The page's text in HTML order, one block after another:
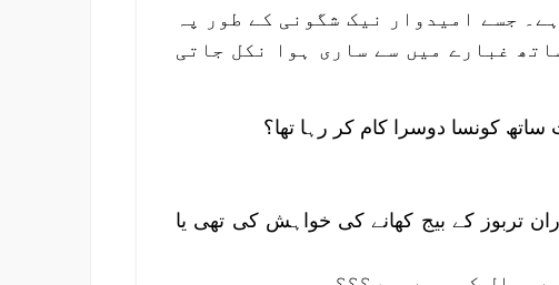
جسے امیدوار نیک شگونی کے طور پہ
غبارے میں سے ساری ہوا نکل جاتی
کونسا دوسرا کام کر رہا تھا؟
تربوز کے بیج کھانے کی خواہش کی تھی یا